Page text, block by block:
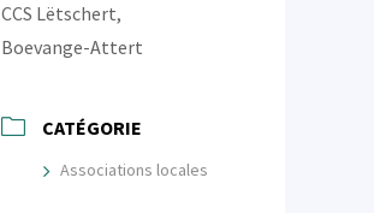
CCS Lëtschert,
Boevange-Attert
CATÉGORIE
Associations locales